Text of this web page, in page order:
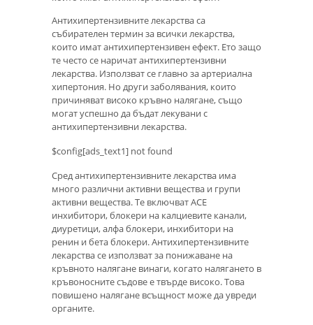
Антихипертензивните лекарства са
събирателен термин за всички лекарства,
които имат антихипертензивен ефект. Ето защо
те често се наричат ​​антихипертензивни
лекарства. Използват се главно за артериална
хипертония. Но други заболявания, които
причиняват високо кръвно налягане, също
могат успешно да бъдат лекувани с
антихипертензивни лекарства.
$config[ads_text1] not found
Сред антихипертензивните лекарства има
много различни активни вещества и групи
активни вещества. Те включват АСЕ
инхибитори, блокери на калциевите канали,
диуретици, алфа блокери, инхибитори на
ренин и бета блокери. Антихипертензивните
лекарства се използват за понижаване на
кръвното налягане винаги, когато налягането в
кръвоносните съдове е твърде високо. Това
повишено налягане всъщност може да увреди
органите.